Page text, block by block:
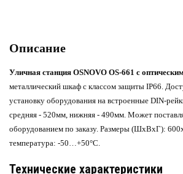
Описание
Уличная станция OSNOVO OS-661 с
металлический шкаф с классом защиты IP66.
установку оборудования на встроенные DIN-
средняя - 520мм, нижняя - 490мм. Может
оборудованием по заказу. Размеры (ШхВхГ):
температура: -50…+50°С.
Технические характеристики